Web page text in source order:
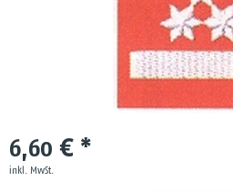
6,60 € *
inkl. MwSt.